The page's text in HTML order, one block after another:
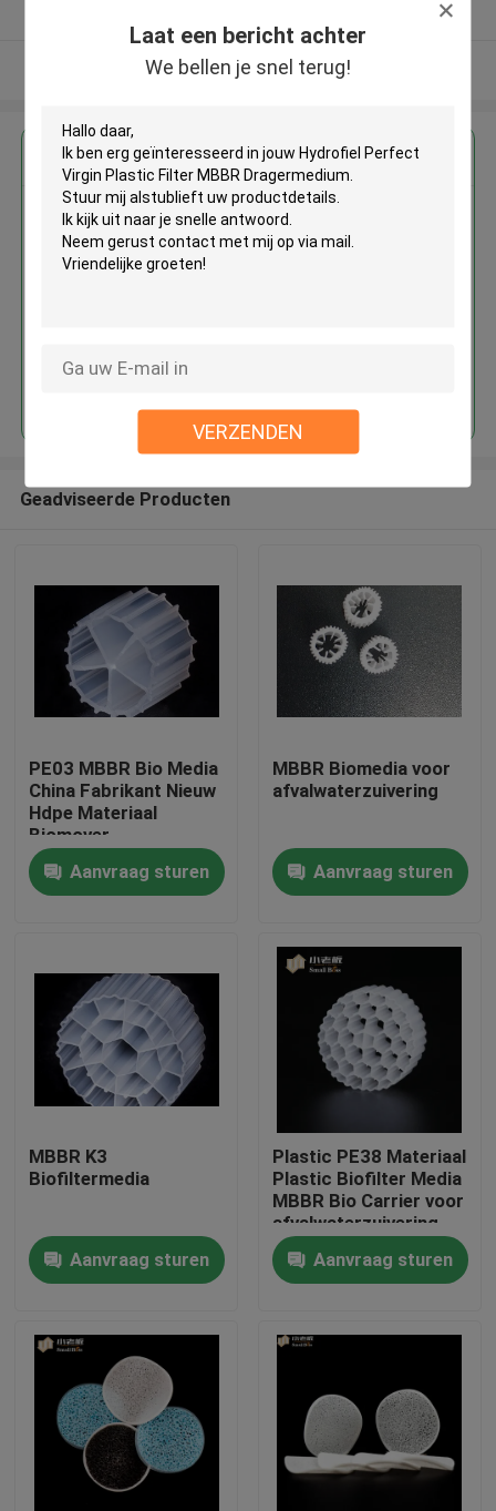
Laat een bericht achter
We bellen je snel terug!
VERZENDEN
Huis
Ongeveer ons
Fabrieksreis
Kwaliteitscontrole
bloggen
Verzoek om een Citaat
MBBR-filtermedia
De biomedia van MBBR
Bekijk meer
Krijg de beste prijs voor
Hydrofiel Perfect Virgin Plastic
Filter MBBR Dragermedium
Geadviseerde Producten
PE03 MBBR Bio Media
China Fabrikant Nieuw
Hdpe Materiaal
Biomover
Aanvraag sturen
MBBR Biomedia voor
afvalwaterzuivering
Aanvraag sturen
MBBR K3
Biofiltermedia
Aanvraag sturen
Plastic PE38 Materiaal
Plastic Biofilter Media
MBBR Bio Carrier voor
afvalwaterzuivering
Aanvraag sturen